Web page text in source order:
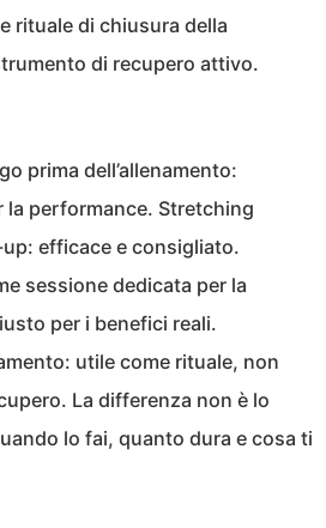
rituale di chiusura della
di recupero attivo.
prima dell’allenamento:
performance. Stretching
efficace e consigliato.
sessione dedicata per la
per i benefici reali.
utile come rituale, non
La differenza non è lo
lo fai, quanto dura e cosa ti